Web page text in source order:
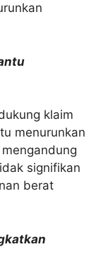
klaim
menurunkan
signifikan
berat